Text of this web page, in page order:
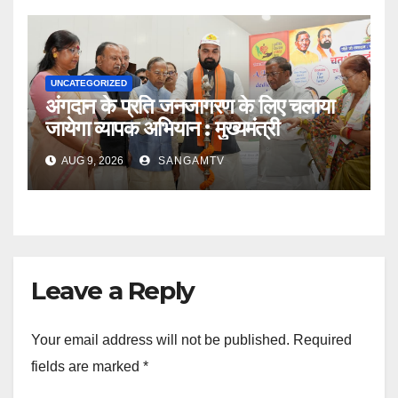
UNCATEGORIZED
अंगदान के प्रति जनजागरण के लिए चलाया
जायेगा व्यापक अभियान : मुख्यमंत्री
AUG 9, 2026 SANGAMTV
Leave a Reply
Your email address will not be published. Required
fields are marked *